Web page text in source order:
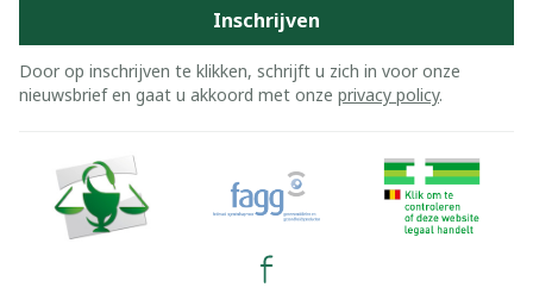
Inschrijven
Door op inschrijven te klikken, schrijft u zich in voor onze
nieuwsbrief en gaat u akkoord met onze privacy policy.